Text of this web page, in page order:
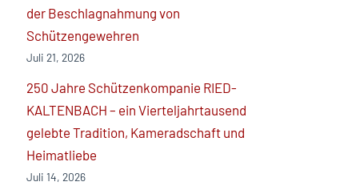
der Beschlagnahmung von
Schützengewehren
Juli 21, 2026
250 Jahre Schützenkompanie RIED-
KALTENBACH – ein Vierteljahrtausend
gelebte Tradition, Kameradschaft und
Heimatliebe
Juli 14, 2026